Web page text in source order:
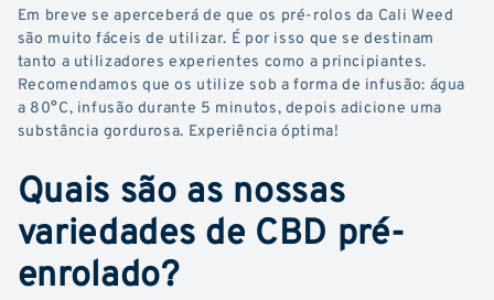
Em breve se aperceberá de que os pré-rolos da Cali Weed
são muito fáceis de utilizar. É por isso que se destinam
tanto a utilizadores experientes como a principiantes.
Recomendamos que os utilize sob a forma de infusão: água
a 80°C, infusão durante 5 minutos, depois adicione uma
substância gordurosa. Experiência óptima!
Quais são as nossas
variedades de CBD pré-
enrolado?